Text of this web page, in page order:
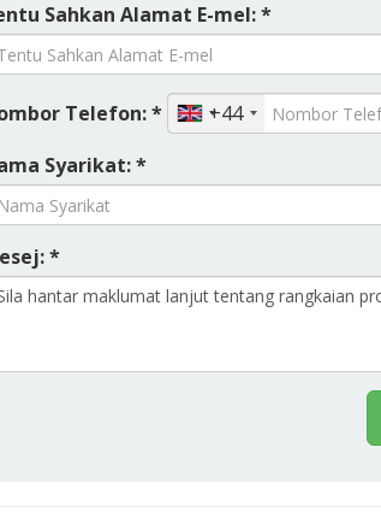
Sahkan Alamat E-mel: *
Telefon: *
+44
Syarikat: *
*